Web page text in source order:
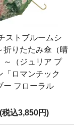
ストブルームシ
折りたたみ傘（晴
～（ジュリア プ
「ロマンチック
ー フローラル
税込3,850円)